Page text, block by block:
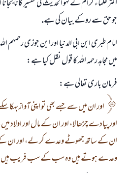
اكثر علماء كرام نے لہو الحديث كى تفسير گانا
جو حق سے روكے بيان كى ہے.
امام طبرى ابن ابى الدنيا اور ابن جوزى
ميں مجاہد رحمہ اللہ كا قول نقل كيا ہے:
فرمان بارى تعالى ہے:
اور ان ميں سے جسے بھى تو اپنى آواز بہكا
اور پيادے چڑھا لا، اور ان كے مال اور اولاد
ان كے ساتھ جھوٹے وعدے كر لے، اور ان
وعدے ہوتے ہيں وہ سب كے سب فريب ہيں